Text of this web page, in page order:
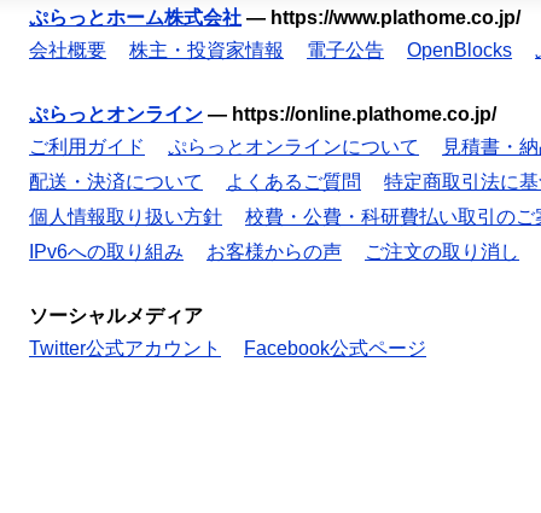
ぷらっとホーム株式会社 — https://www.plathome.co.jp/
会社概要
株主・投資家情報 電子公告 OpenBlocks
ぷらっとオンライン — https://online.plathome.co.jp/
ご利用ガイド
ぷらっとオンラインについて
見積書・
配送・決済について
よくあるご質問
特定商取引法に
個人情報取り扱い方針
校費・公費・科研費払い取引のご
IPv6への取り組み
お客様からの声 ご注文の取り消し
ソーシャルメディア
Twitter公式アカウント
Facebook公式ページ